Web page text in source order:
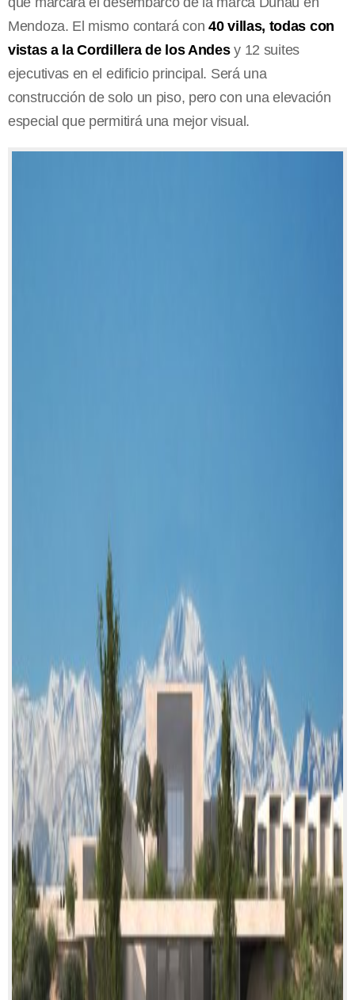
Mendoza. El mismo contará con 40 villas, todas con
vistas a la Cordillera de los Andesy 12 suites
ejecutivas en el edificio principal. Será una
construcción de solo un piso, pero con una elevación
especial que permitirá una mejor visual.